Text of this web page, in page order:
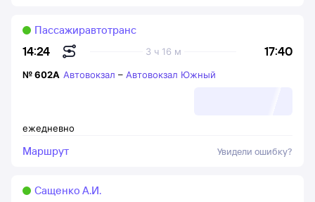
14:24 17:40
3 ч 16 м
Пассажиравтотранс
ежедневно
№602А Автовокзал – Автовокзал Южный
Маршрут Увидели ошибку?
Сащенко А.И.